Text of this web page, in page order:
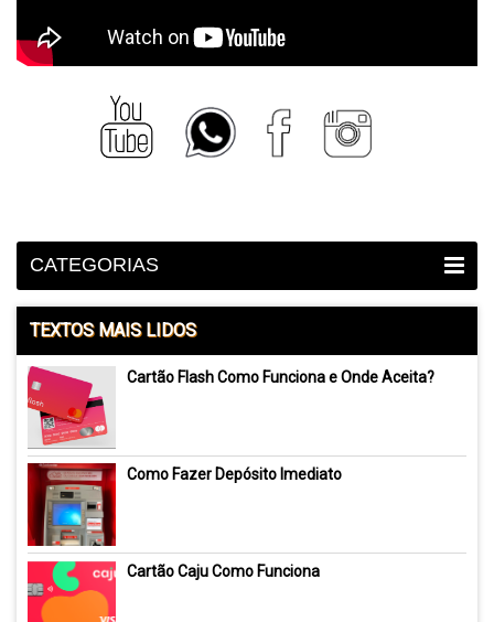
CATEGORIAS
TEXTOS MAIS LIDOS
Cartão Flash Como Funciona e Onde Aceita?
Como Fazer Depósito Imediato
Cartão Caju Como Funciona